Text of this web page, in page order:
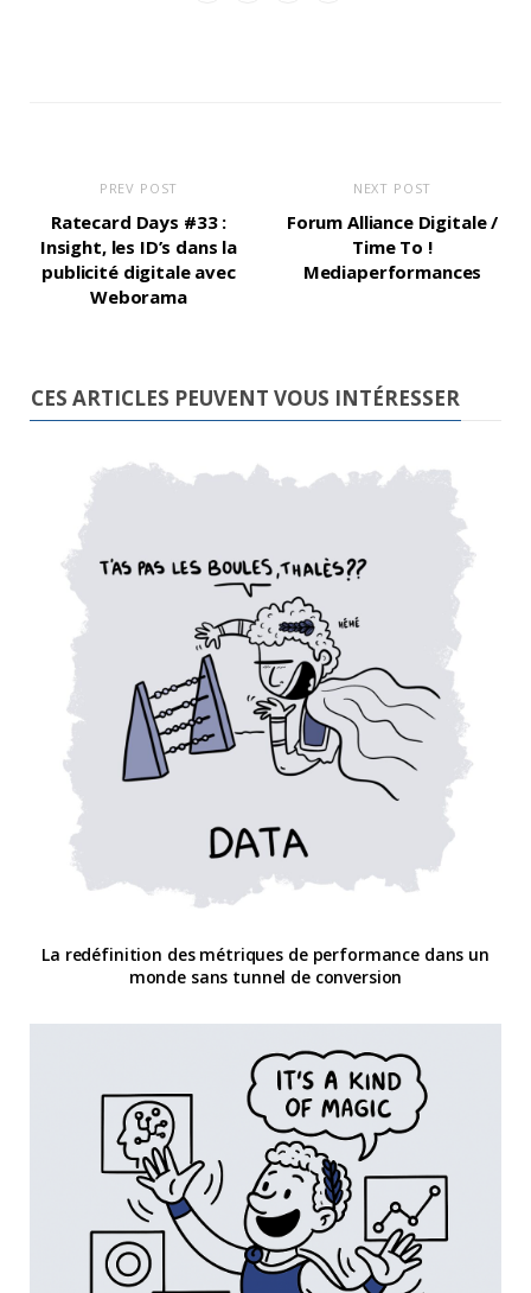
PREV POST
Ratecard Days #33 :
Insight, les ID’s dans la
publicité digitale avec
Weborama
NEXT POST
Forum Alliance Digitale /
Time To !
Mediaperformances
CES ARTICLES PEUVENT VOUS INTÉRESSER
La redéfinition des métriques de performance dans un
monde sans tunnel de conversion